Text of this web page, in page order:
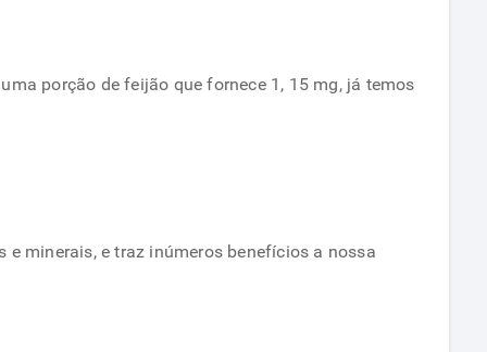
porção de feijão que fornece 1, 15 mg, já temos
minerais, e traz inúmeros benefícios a nossa